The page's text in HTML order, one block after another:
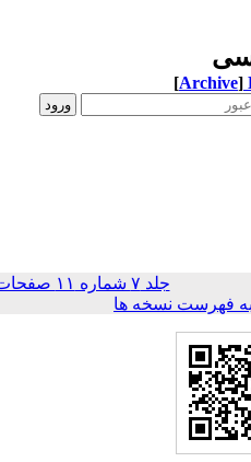
[Archive
جلد ۷ شماره ۱۱ صفحات
فهرست نسخه ها